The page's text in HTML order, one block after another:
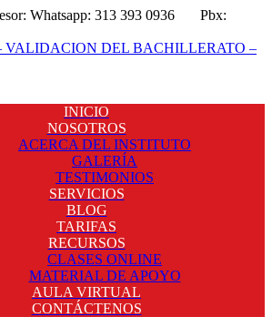
Whatsapp: 313 393 0936 Pbx:
INICIO
NOSOTROS
ACERCA DEL INSTITUTO
GALERÍA
TESTIMONIOS
SERVICIOS
BLOG
TARIFAS
RECURSOS
CLASES ONLINE
MATERIAL DE APOYO
AULA VIRTUAL
CONTÁCTENOS